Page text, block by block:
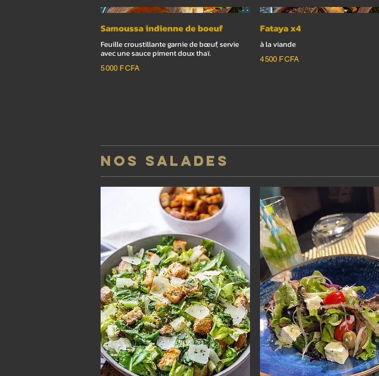
Samoussa indienne de boeuf
Feuille croustillante garnie de bœuf, servie
avec une sauce piment doux thaï.
5 000 F CFA
Fataya x4
à la viande
4 500 F CFA
NOS SALADES